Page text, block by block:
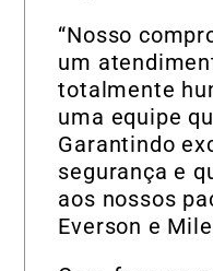
“Nosso
um
totalmente
uma equipe
Garantindo
segurança e
aos nossos
Everson e